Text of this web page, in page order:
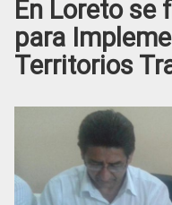
Ciudadana
Control
Social
En Loreto se
para
Territorios